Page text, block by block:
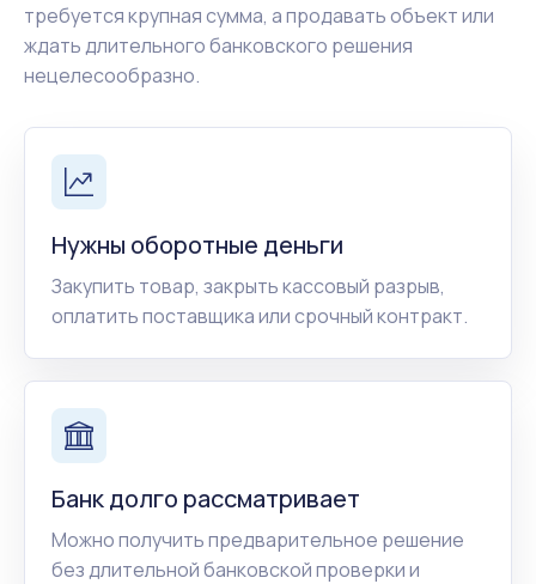
требуется крупная сумма, а продавать объект или
ждать длительного банковского решения
нецелесообразно.
Нужны оборотные деньги
Закупить товар, закрыть кассовый разрыв,
оплатить поставщика или срочный контракт.
Банк долго рассматривает
Можно получить предварительное решение
без длительной банковской проверки и